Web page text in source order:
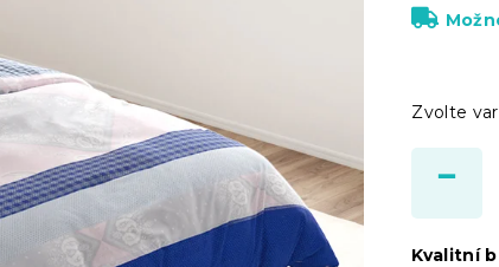
Zvolte
Kvalitní